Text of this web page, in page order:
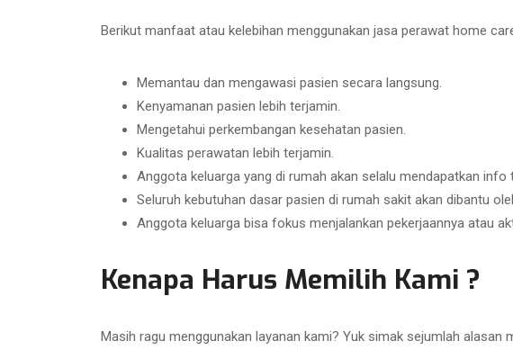
Berikut manfaat atau kelebihan menggunakan jasa perawat home
Memantau dan mengawasi pasien secara langsung.
Kenyamanan pasien lebih terjamin.
Mengetahui perkembangan kesehatan pasien.
Kualitas perawatan lebih terjamin.
Anggota keluarga yang di rumah akan selalu mendapatkan
Seluruh kebutuhan dasar pasien di rumah sakit akan dibantu
Anggota keluarga bisa fokus menjalankan pekerjaannya atau
Kenapa Harus Memilih Kami ?
Masih ragu menggunakan layanan kami? Yuk simak sejumlah alasan